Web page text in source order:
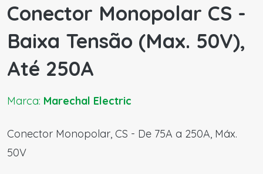
Conector Monopolar CS -
Baixa Tensão (Max. 50V),
Até 250A
Marca: Marechal Electric
Conector Monopolar, CS - De 75A a 250A, Máx.
50V